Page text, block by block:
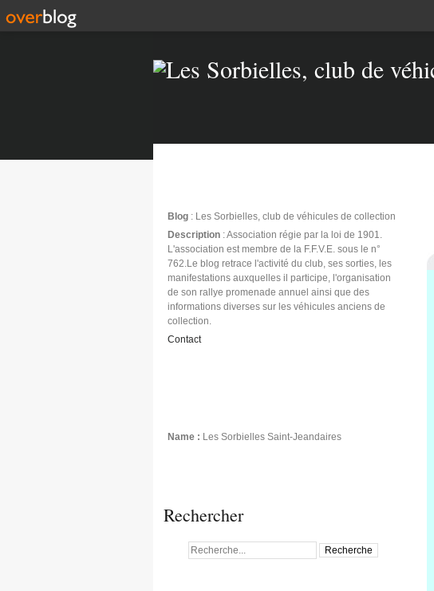
Blog : Les Sorbielles, club de véhicules de collection
Description : Association régie par la loi de 1901.
L'association est membre de la F.F.V.E. sous le n°
762.Le blog retrace l'activité du club, ses sorties, les
manifestations auxquelles il participe, l'organisation
de son rallye promenade annuel ainsi que des
informations diverses sur les véhicules anciens de
collection.
Contact
Name : Les Sorbielles Saint-Jeandaires
Rechercher